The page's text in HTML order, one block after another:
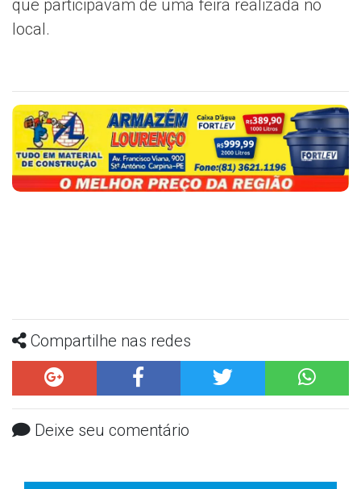
que participavam de uma feira realizada no
local.
Compartilhe nas redes
Deixe seu comentário